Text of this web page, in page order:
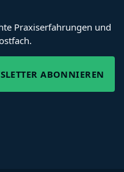
Praxiserfahrungen und
ABONNIEREN